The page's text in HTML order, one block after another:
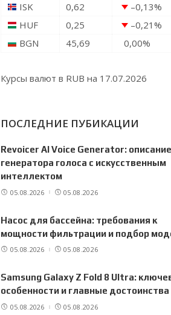
ISK
0,62 –0,13%
HUF
0,25 –0,21%
BGN
45,69 0,00%
Курсы валют в RUB на 17.07.2026
ПОСЛЕДНИЕ ПУБИКАЦИИ
Revoicer AI Voice Generator: описание
генератора голоса с искусственным
интеллектом
05.08.2026 05.08.2026
Насос для бассейна: требования к
мощности фильтрации и подбор
05.08.2026 05.08.2026
Samsung Galaxy Z Fold 8 Ultra:
особенности и главные достоинства
05.08.2026 05.08.2026